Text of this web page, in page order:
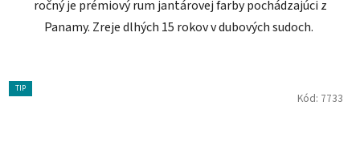
ročný je prémiový rum jantárovej farby pochádzajúci z
Panamy. Zreje dlhých 15 rokov v dubových sudoch.
TIP
Kód: 7733